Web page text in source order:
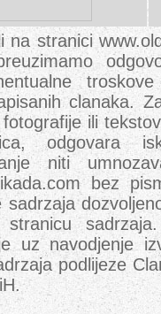
na stranici
clanaka.
ili
odgovara
niti
bez
sadrzaja
uz navodjenje
podlijeze